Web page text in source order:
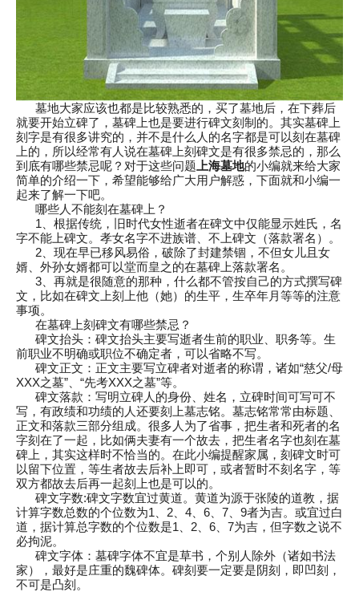
墓地大家应该也都是比较熟悉的，买了墓地后，在下葬后
就要开始立碑了，墓碑上也是要进行碑文刻制的。其实墓碑上
刻字是有很多讲究的，并不是什么人的名字都是可以刻在墓碑
上的，所以经常有人说在墓碑上刻碑文是有很多禁忌的，那么
到底有哪些禁忌呢？对于这些问题 上海墓地的小编就来给大家
简单的介绍一下，希望能够给广大用户解惑，下面就和小编一
起来了解一下吧。
哪些人不能刻在墓碑上？
1、根据传统，旧时代女性逝者在碑文中仅能显示姓氏，名
字不能上碑文。孝女名字不进族谱、不上碑文（落款署名）。
2、现在早已移风易俗，破除了封建禁锢，不但女儿且女
婿、外孙女婿都可以堂而皇之的在墓碑上落款署名。
3、再就是很随意的那种，什么都不管按自己的方式撰写碑
文，比如在碑文上刻上他（她）的生平，生卒年月等等的注意
事项。
在墓碑上刻碑文有哪些禁忌？
碑文抬头：碑文抬头主要写逝者生前的职业、职务等。生
前职业不明确或职位不确定者，可以省略不写。
碑文正文：正文主要写立碑者对逝者的称谓，诸如“慈父/母
XXX之墓”、“先考XXX之墓”等。
碑文落款：写明立碑人的身份、姓名，立碑时间可写可不
写，有政绩和功绩的人还要刻上墓志铭。墓志铭常常由标题、
正文和落款三部分组成。很多人为了省事，把生者和死者的名
字刻在了一起，比如俩夫妻有一个故去，把生者名字也刻在墓
碑上，其实这样时不恰当的。在此小编提醒家属，刻碑文时可
以留下位置，等生者故去后补上即可，或者暂时不刻名字，等
双方都故去后再一起刻上也是可以的。
碑文字数:碑文字数宜过黄道。黄道为源于张陵的道教，据
计算字数总数的个位数为1、2、4、6、7、9者为吉。或宜过白
道，据计算总字数的个位数是1、2、6、7为吉，但字数之说不
必拘泥。
碑文字体：墓碑字体不宜是草书，个别人除外（诸如书法
家），最好是庄重的魏碑体。碑刻要一定要是阴刻，即凹刻，
不可是凸刻。